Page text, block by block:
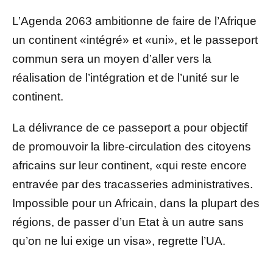
L’Agenda 2063 ambitionne de faire de l’Afrique
un continent «intégré» et «uni», et le passeport
commun sera un moyen d’aller vers la
réalisation de l’intégration et de l’unité sur le
continent.
La délivrance de ce passeport a pour objectif
de promouvoir la libre-circulation des citoyens
africains sur leur continent, «qui reste encore
entravée par des tracasseries administratives.
Impossible pour un Africain, dans la plupart des
régions, de passer d’un Etat à un autre sans
qu’on ne lui exige un visa», regrette l’UA.